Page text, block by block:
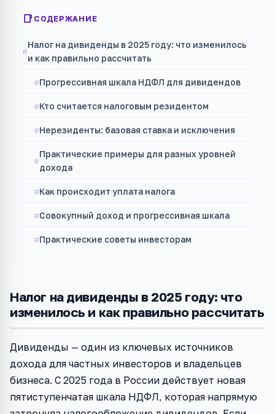
СОДЕРЖАНИЕ
Налог на дивиденды в 2025 году: что изменилось
и как правильно рассчитать
Прогрессивная шкала НДФЛ для дивидендов
Кто считается налоговым резидентом
Нерезиденты: базовая ставка и исключения
Практические примеры для разных уровней
дохода
Как происходит уплата налога
Совокупный доход и прогрессивная шкала
Практические советы инвесторам
Налог на дивиденды в 2025 году: что
изменилось и как правильно рассчитать
Дивиденды — один из ключевых источников
дохода для частных инвесторов и владельцев
бизнеса. С 2025 года в России действует новая
пятиступенчатая шкала НДФЛ, которая напрямую